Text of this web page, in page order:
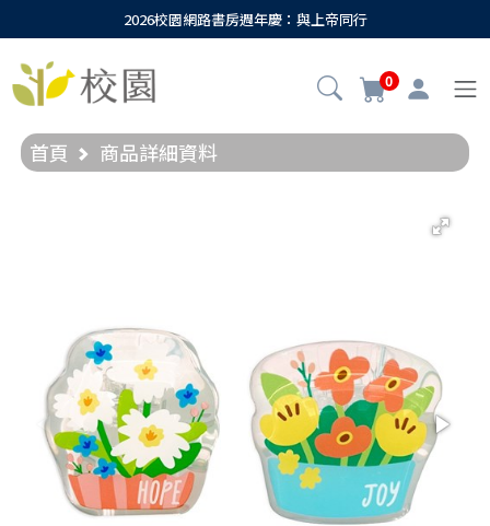
2026校園網路書房週年慶：與上帝同行
0
首頁 商品詳細資料